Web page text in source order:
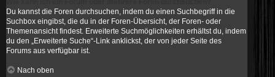
Du kannst die Foren durchsuchen, indem du einen Suchbegriff in die
Suchbox eingibst, die du in der Foren-Übersicht, der Foren- oder
Themenansicht findest. Erweiterte Suchmöglichkeiten erhältst du, indem
du den „Erweiterte Suche“-Link anklickst, der von jeder Seite des
Forums aus verfügbar ist.
Nach oben